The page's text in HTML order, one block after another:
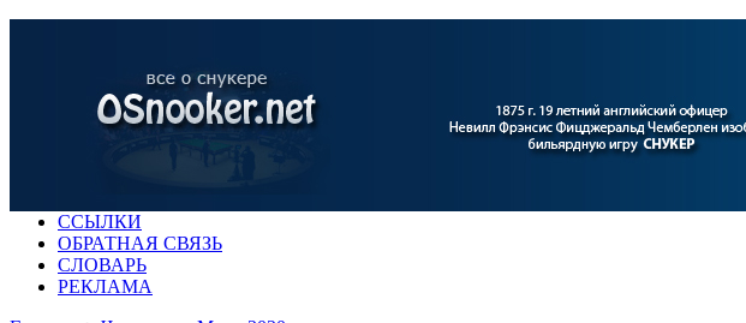
ССЫЛКИ
ОБРАТНАЯ СВЯЗЬ
СЛОВАРЬ
РЕКЛАМА